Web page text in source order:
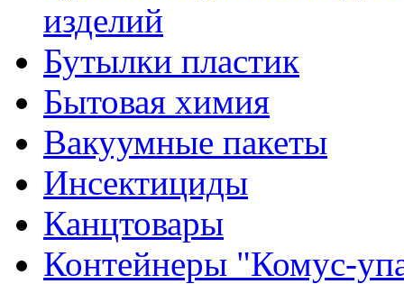
изделий
Бутылки пластик
Бытовая химия
Вакуумные пакеты
Инсектициды
Канцтовары
Контейнеры "Комус-